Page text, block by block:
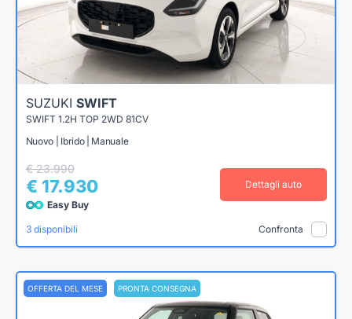
SUZUKI SWIFT
SWIFT 1.2H TOP 2WD 81CV
Nuovo | Ibrido | Manuale
€ 23.990
€ 17.930
Easy Buy
Dettagli auto
3 disponibili Confronta
OFFERTA DEL MESE PRONTA CONSEGNA